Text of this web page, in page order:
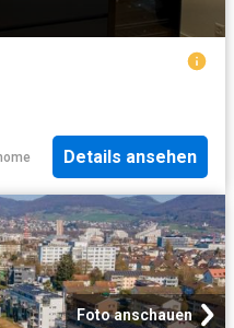
Details ansehen
Foto anschauen